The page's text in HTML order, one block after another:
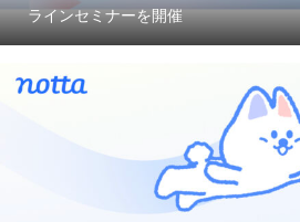
ラインセミナーを開催